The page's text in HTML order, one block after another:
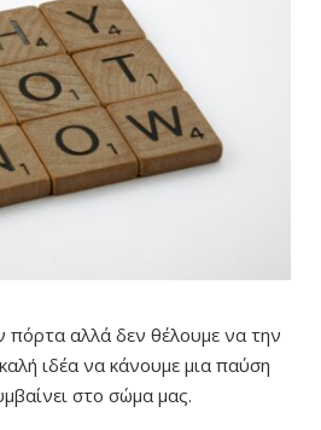
πόρτα αλλά δεν θέλουμε να την
ιδέα να κάνουμε μια παύση
στο σώμα μας.